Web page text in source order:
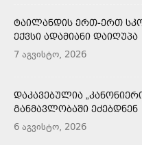
ᲢᲐᲘᲚᲐᲜᲓᲘᲡ ᲔᲠᲗ-ᲔᲠᲗ
ᲔᲥᲕᲡᲘ ᲐᲓᲐᲛᲘᲐᲜᲘ ᲓᲐᲘᲦᲣᲞᲐ
7 აგვისტო, 2026
ᲓᲐᲙᲐᲕᲔᲑᲣᲚᲘᲐ
ᲒᲐᲜᲛᲐᲕᲚᲝᲑᲐᲨᲘ ᲔᲫᲔᲑᲓᲜᲔᲜ
6 აგვისტო, 2026